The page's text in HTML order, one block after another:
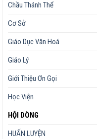
Chầu Thánh Thể
Cơ Sở
Giáo Dục Văn Hoá
Giáo Lý
Giới Thiệu Ơn Gọi
Học Viện
HỘI DÒNG
HUẤN LUYỆN